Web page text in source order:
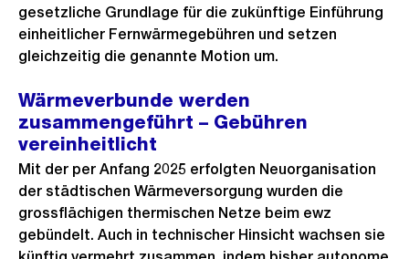
gesetzliche Grundlage für die zukünftige Einführung
einheitlicher Fernwärmegebühren und setzen
gleichzeitig die genannte Motion um.
Wärmeverbunde werden
zusammengeführt – Gebühren
vereinheitlicht
Mit der per Anfang 2025 erfolgten Neuorganisation
der städtischen Wärmeversorgung wurden die
grossflächigen thermischen Netze beim ewz
gebündelt. Auch in technischer Hinsicht wachsen sie